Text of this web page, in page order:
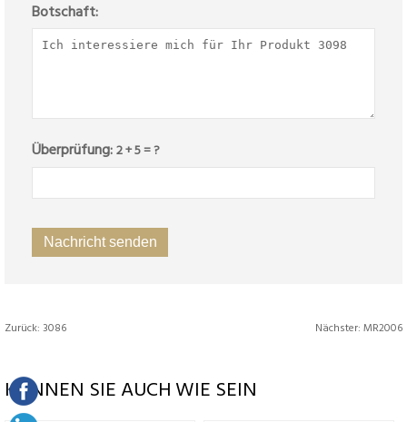
Botschaft:
Überprüfung:2 + 5 = ?
Zurück: 3086 Nächster: MR2006
KÖNNEN SIE AUCH WIE SEIN